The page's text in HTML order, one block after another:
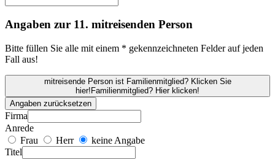
Angaben zur 11. mitreisenden Person
Bitte füllen Sie alle mit einem * gekennzeichneten Felder auf jeden
Fall aus!
mitreisende Person ist Familienmitglied? Klicken Sie
hier!Familienmitglied? Hier klicken!
Angaben zurücksetzen
Firma
Anrede
Frau
Herr
keine Angabe
Titel